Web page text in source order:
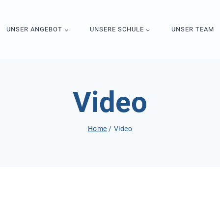
UNSER ANGEBOT UNSERE SCHULE UNSER TEAM
Video
Home / Video